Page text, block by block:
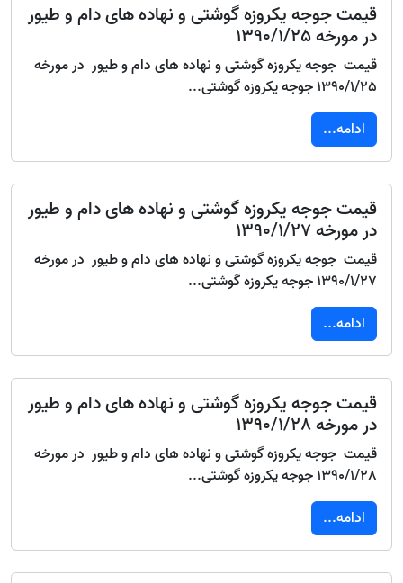
قیمت جوجه یکروزه گوشتی و نهاده های دام و طیور
در مورخه 1390/1/25
قیمت جوجه یکروزه گوشتی و نهاده های دام و طیور در مورخه
1390/1/25 جوجه یکروزه گوشتی...
ادامه...
قیمت جوجه یکروزه گوشتی و نهاده های دام و طیور
در مورخه 1390/1/27
قیمت جوجه یکروزه گوشتی و نهاده های دام و طیور در مورخه
1390/1/27 جوجه یکروزه گوشتی...
ادامه...
قیمت جوجه یکروزه گوشتی و نهاده های دام و طیور
در مورخه 1390/1/28
قیمت جوجه یکروزه گوشتی و نهاده های دام و طیور در مورخه
1390/1/28 جوجه یکروزه گوشتی...
ادامه...